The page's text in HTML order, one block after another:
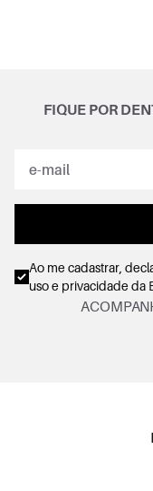
FIQUE POR
Ao me cadastrar,
uso e privacidadeda